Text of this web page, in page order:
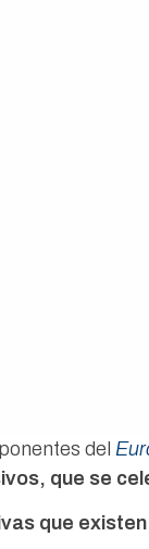
del
que se
que